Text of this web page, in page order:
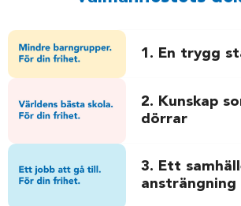
1. En trygg
2. Kunskap
dörrar
3. Ett
ansträngning